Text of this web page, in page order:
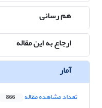
هم رسانی
ارجاع به این مقاله
آمار
تعداد مشاهده مقاله 866